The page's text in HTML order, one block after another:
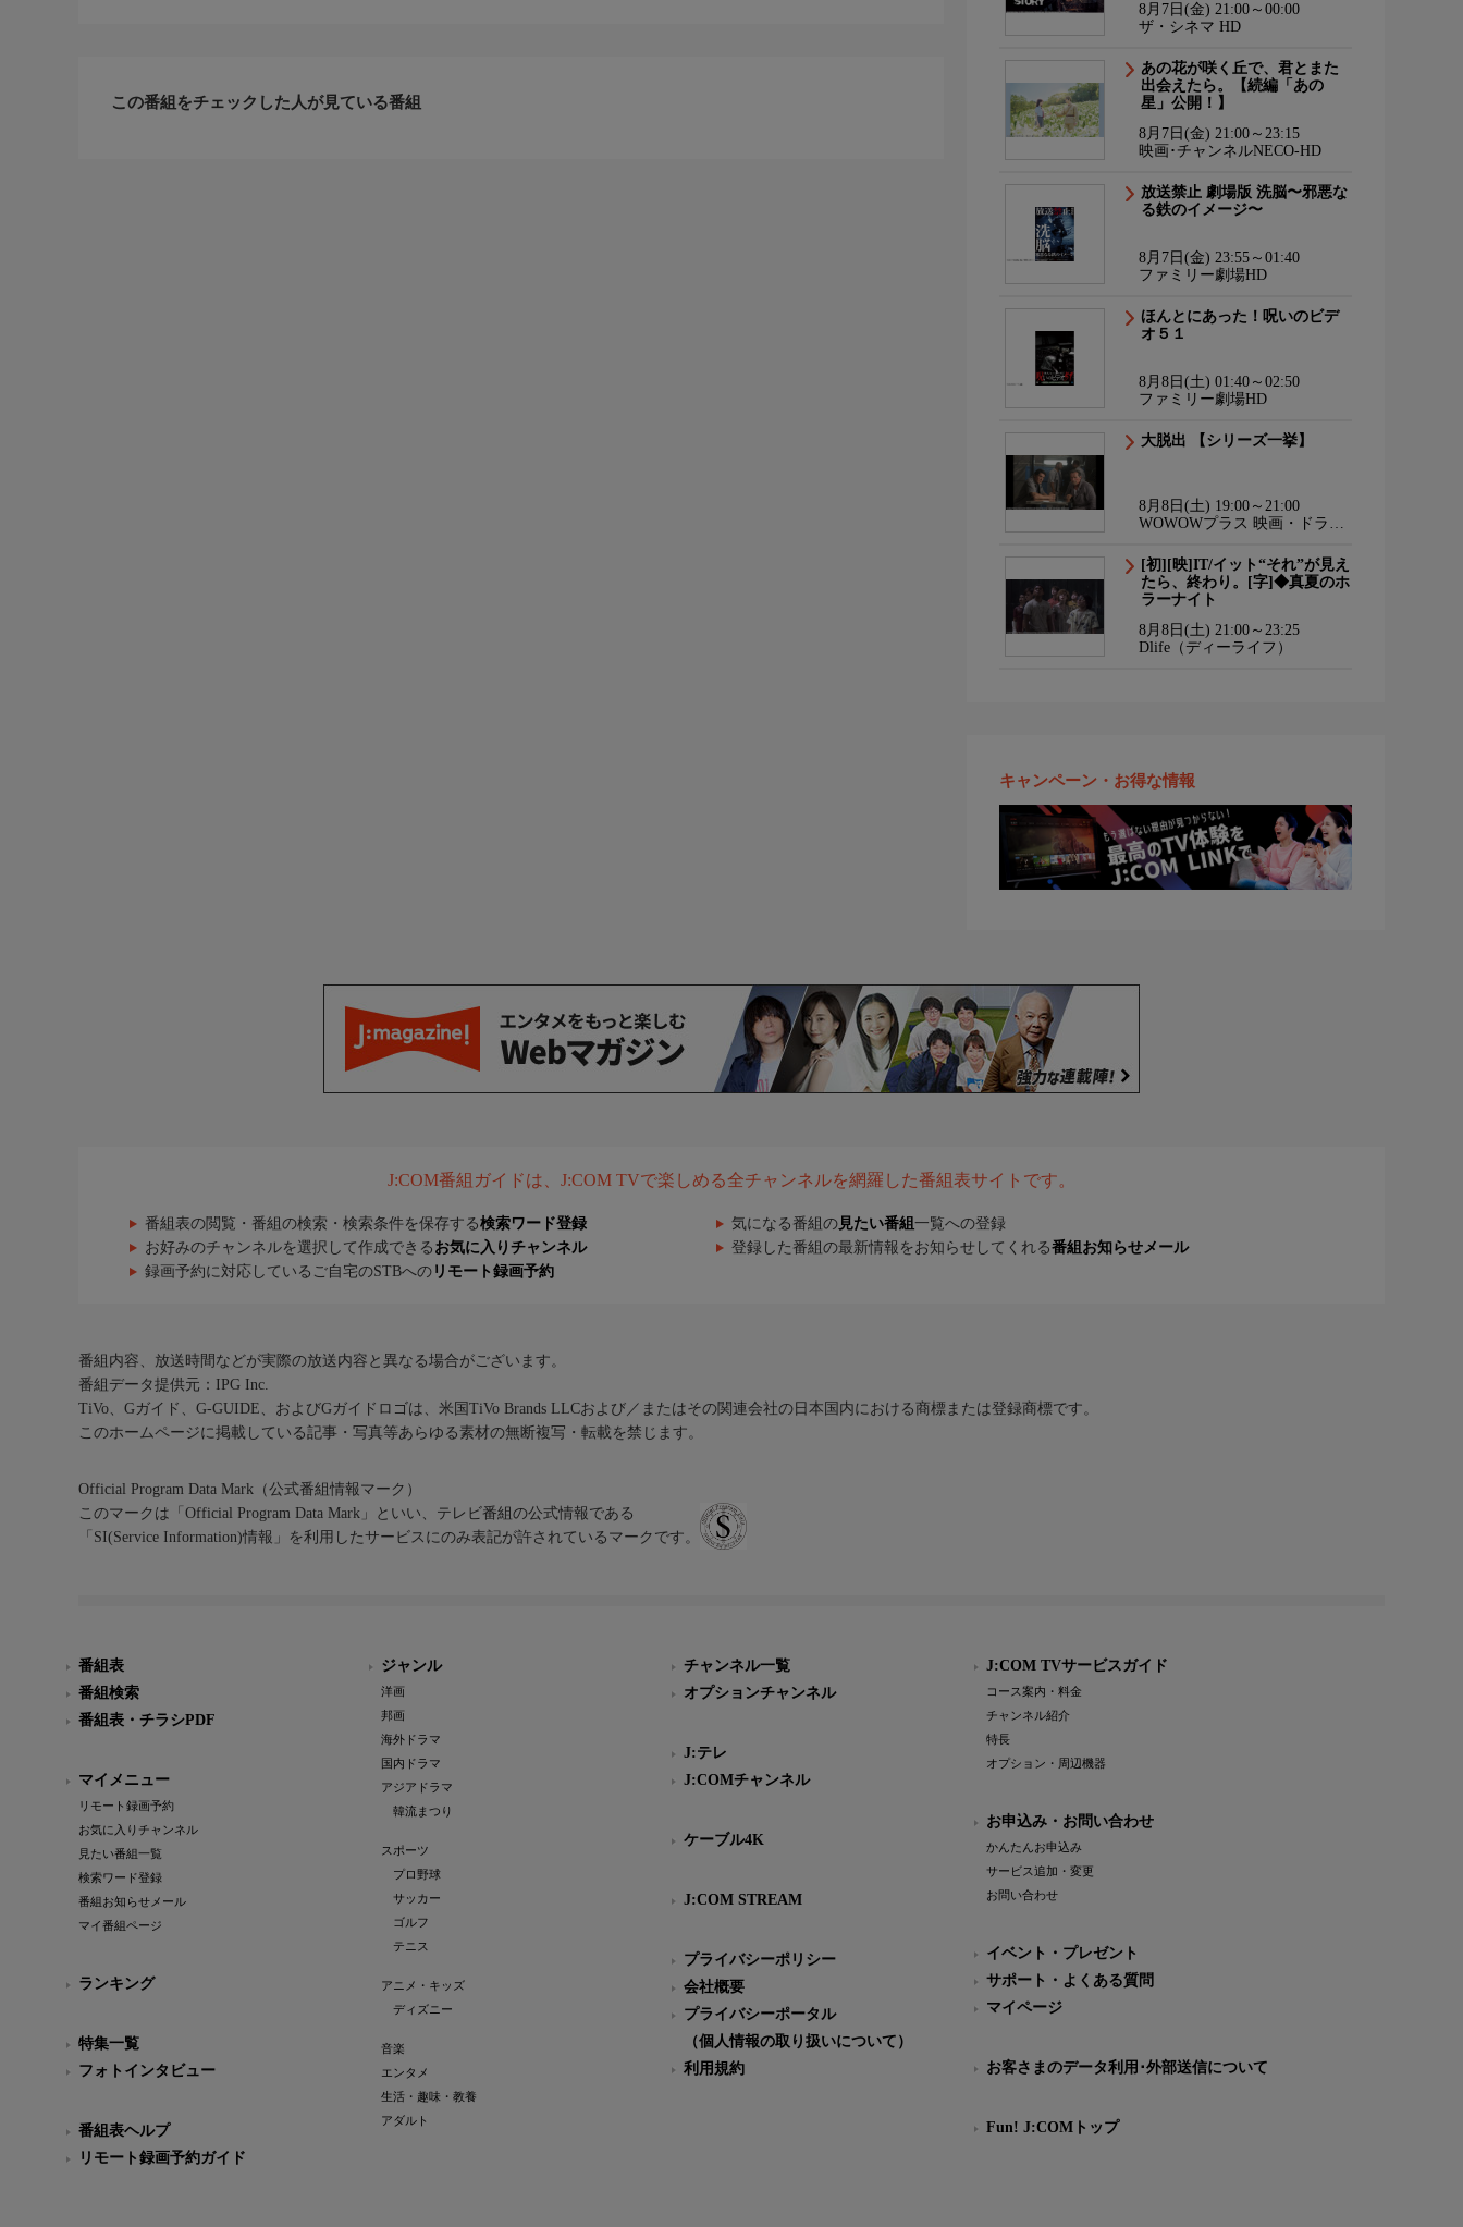
この番組をチェックした人が見ている番組
8月7日(金) 21:00～00:00
ザ・シネマ HD
あの花が咲く丘で、君とまた
出会えたら。【続編「あの
星」公開！】
8月7日(金) 21:00～23:15
映画･チャンネルNECO-HD
放送禁止 劇場版 洗脳〜邪悪な
る鉄のイメージ〜
8月7日(金) 23:55～01:40
ファミリー劇場HD
ほんとにあった！呪いのビデ
オ５１
8月8日(土) 01:40～02:50
ファミリー劇場HD
大脱出 【シリーズ一挙】
8月8日(土) 19:00～21:00
WOWOWプラス 映画・ドラ
[初][映]IT/イット“それ”が見え
たら、終わり。[字]◆真夏のホ
ラーナイト
8月8日(土) 21:00～23:25
Dlife（ディーライフ）
キャンペーン・お得な情報
J:COM番組ガイドは、J:COM TVで楽しめる全チャンネルを網羅した番組表サイトです。
番組表の閲覧・番組の検索・検索条件を保存する検索ワード登録 気になる番組の 見たい番組 一覧への登録
お好みのチャンネルを選択して作成できる お気に入りチャンネル 登録した番組の最新情報をお知らせしてくれる番組お知らせメール
録画予約に対応しているご自宅のSTBへの リモート録画予約
番組内容、放送時間などが実際の放送内容と異なる場合がございます。
番組データ提供元：IPG Inc.
TiVo、Gガイド、G-GUIDE、およびGガイドロゴは、米国TiVo Brands LLCおよび／またはその関連会社の日本国内における商標または登録商標です。
このホームページに掲載している記事・写真等あらゆる素材の無断複写・転載を禁じます。
Official Program Data Mark（公式番組情報マーク）
このマークは「Official Program Data Mark」といい、テレビ番組の公式情報である
「SI(Service Information)情報」を利用したサービスにのみ表記が許されているマークです。
番組表
番組検索
番組表・チラシPDF
マイメニュー
リモート録画予約
お気に入りチャンネル
見たい番組一覧
検索ワード登録
番組お知らせメール
マイ番組ページ
ランキング
特集一覧
フォトインタビュー
番組表ヘルプ
リモート録画予約ガイド
ジャンル
洋画
邦画
海外ドラマ
国内ドラマ
アジアドラマ
韓流まつり
スポーツ
プロ野球
サッカー
ゴルフ
テニス
アニメ・キッズ
ディズニー
音楽
エンタメ
生活・趣味・教養
アダルト
チャンネル一覧
オプションチャンネル
J:テレ
J:COMチャンネル
ケーブル4K
J:COM STREAM
プライバシーポリシー
会社概要
プライバシーポータル
（個人情報の取り扱いについて）
利用規約
J:COM TVサービスガイド
コース案内・料金
チャンネル紹介
特長
オプション・周辺機器
お申込み・お問い合わせ
かんたんお申込み
サービス追加・変更
お問い合わせ
イベント・プレゼント
サポート・よくある質問
マイページ
お客さまのデータ利用･外部送信について
Fun! J:COMトップ